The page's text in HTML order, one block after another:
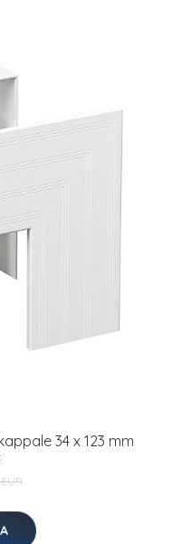
34 x 123 mm
EUR